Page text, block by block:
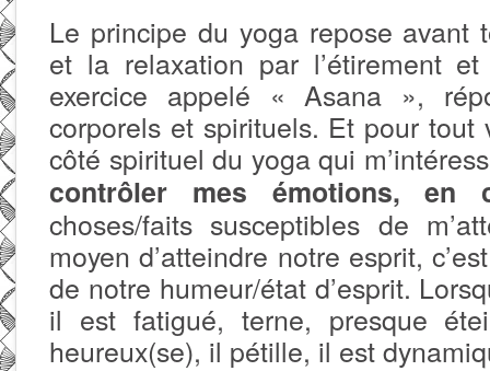
Le principe du yoga repose avant
et la relaxation par l’étirement
exercice appelé « Asana »,
corporels et spirituels. Et pour tout
côté spirituel du yoga qui
contrôler mes émotions, en
choses/faits susceptibles de
moyen d’atteindre notre esprit,
de notre humeur/état d’esprit.
il est fatigué, terne, presque
heureux(se), il pétille, il est